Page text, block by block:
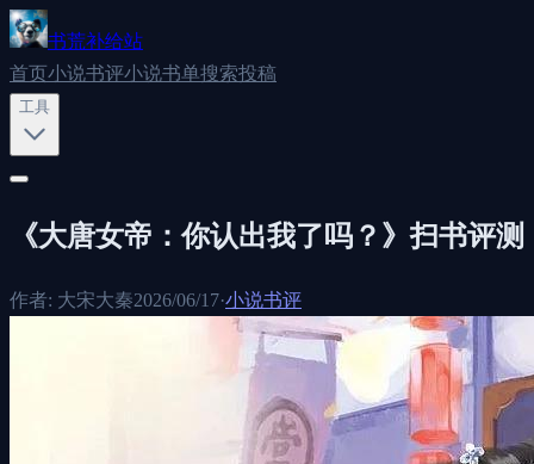
书荒补给站
首页小说书评小说书单搜索投稿
工具
《大唐女帝：你认出我了吗？》扫书评测
作者: 大宋大秦2026/06/17·小说书评